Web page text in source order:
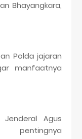
Bhayangkara,
Polda jajaran
manfaatnya
Agus
pentingnya